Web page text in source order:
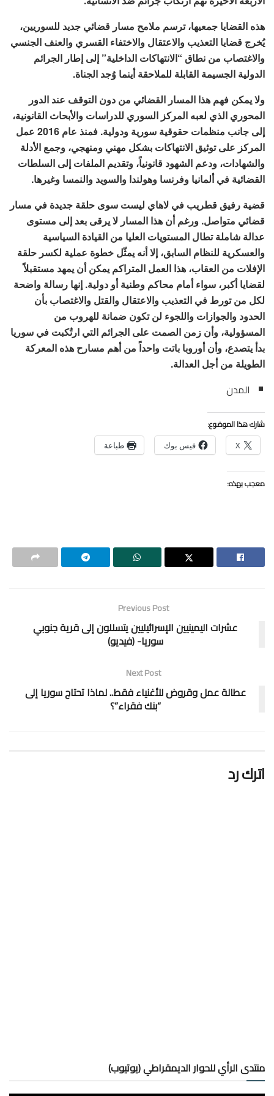
هذه القضايا جمعيها، ترسم ملامح مسار قضائي جديد للسوريين،
يُخرج قضايا التعذيب والاعتقال والاختفاء القسري والعنف الجنسي
والاغتصاب من نطاق “الانتهاكات الداخلية” إلى إطار الجرائم
الدولية الجسيمة القابلة للملاحقة أينما وُجد الجناة.
ولا يمكن فهم هذا المسار القضائي من دون التوقف عند الدور
المحوري الذي لعبه المركز السوري للدراسات والأبحاث القانونية،
إلى جانب منظمات حقوقية سورية ودولية. فمنذ عام 2016 عمل
المركز على توثيق الانتهاكات بشكل مهني ومنهجي، وجمع الأدلة
والشهادات، ودعم الشهود قانونياً، وتقديم الملفات إلى السلطات
القضائية في ألمانيا وفرنسا وهولندا والسويد والنمسا وغيرها.
قضية رفيق قطريب في لاهاي ليست سوى حلقة جديدة في مسار
قضائي متواصل. ورغم أن هذا المسار لا يرقى بعد إلى مستوى
عدالة شاملة تطال المستويات العليا من القيادة السياسية
والعسكرية للنظام السابق، إلا أنه يمثّل خطوة عملية لكسر حلقة
الإفلات من العقاب، هذا العمل المتراكم يمكن أن يمهد مستقبلاً
لقضايا أكبر، سواء أمام محاكم وطنية أو دولية. إنها رسالة واضحة
لكل من تورط في التعذيب والاعتقال والقتل والاغتصاب بأن
الحدود والجوازات واللجوء لن تكون ضمانة للهروب من
المسؤولية، وأن زمن الصمت على الجرائم التي ارتُكبت في سوريا
بدأ يتصدع، وأن أوروبا باتت واحداً من أهم مسارح هذه المعركة
الطويلة من أجل العدالة.
المدن
شارك هذا الموضوع:
X فيس بوك طباعة
معجب بهذه:
Previous Post
عشرات اليمينيين الإسرائيليين يتسللون إلى قرية جنوبي
سوريا- (فيديو)
Next Post
عطالة عمل وقروض للأغنياء فقط.. لماذا تحتاج سوريا إلى
“بنك فقراء”؟
اترك رد
منتدى الرأي للحوار الديمقراطي (يوتيوب)